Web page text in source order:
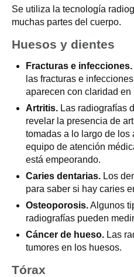
Se utiliza la tecnología
muchas partes del cuerpo.
Huesos y dientes
Fracturas e infecciones.
las fracturas e
aparecen con claridad en
Artritis. Las radiografías
revelar la presencia de
tomadas a lo largo de los
equipo de atención
está empeorando.
Caries dentarias. Los
para saber si hay caries
Osteoporosis.Algunos
radiografías pueden
Cáncer de hueso. Las
tumores en los huesos.
Tórax